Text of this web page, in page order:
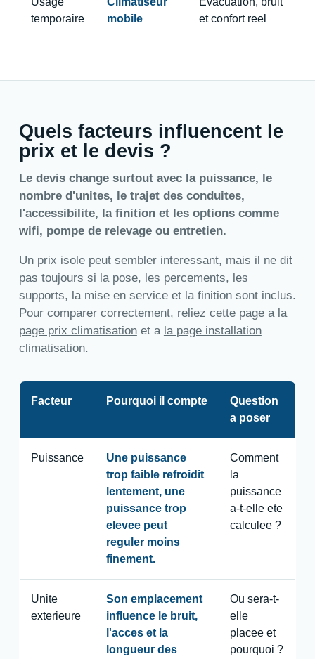
temporaire
mobile
et confort reel
Quels facteurs influencent le
prix et le devis ?
Le devis change surtout avec la puissance, le
nombre d'unites, le trajet des conduites,
l'accessibilite, la finition et les options comme
wifi, pompe de relevage ou entretien.
Un prix isole peut sembler interessant, mais il ne dit
pas toujours si la pose, les percements, les
supports, la mise en service et la finition sont inclus.
Pour comparer correctement, reliez cette page a la
page prix climatisationet a la page installation
climatisation.
Facteur Pourquoi il compte
Question
a poser
Puissance
Une puissance
trop faible refroidit
lentement, une
puissance trop
elevee peut
reguler moins
finement.
Comment
la
puissance
a-t-elle ete
calculee ?
Unite
exterieure
Son emplacement
influence le bruit,
l'acces et la
longueur des
Ou sera-t-
elle
placee et
pourquoi ?